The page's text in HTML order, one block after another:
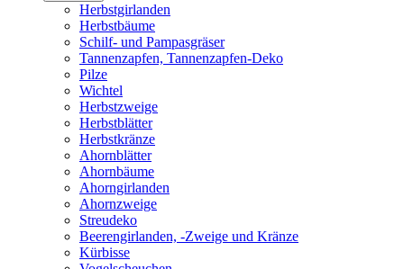
Herbstgirlanden
Herbstbäume
Schilf- und Pampasgräser
Tannenzapfen, Tannenzapfen-Deko
Pilze
Wichtel
Herbstzweige
Herbstblätter
Herbstkränze
Ahornblätter
Ahornbäume
Ahorngirlanden
Ahornzweige
Streudeko
Beerengirlanden, -Zweige und Kränze
Kürbisse